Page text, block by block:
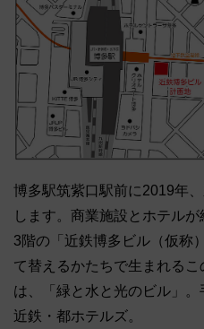
博多駅筑紫口駅前に2019年
します。商業施設とホテル
3階の「近鉄博多ビル（仮称
て替えるかたちで生まれる
は、「緑と水と光のビル」
近鉄・都ホテルズ。